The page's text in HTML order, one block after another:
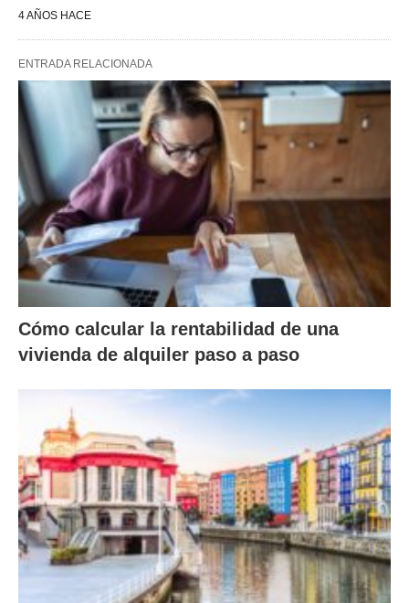
4 AÑOS HACE
ENTRADA RELACIONADA
Cómo calcular la rentabilidad de una
vivienda de alquiler paso a paso